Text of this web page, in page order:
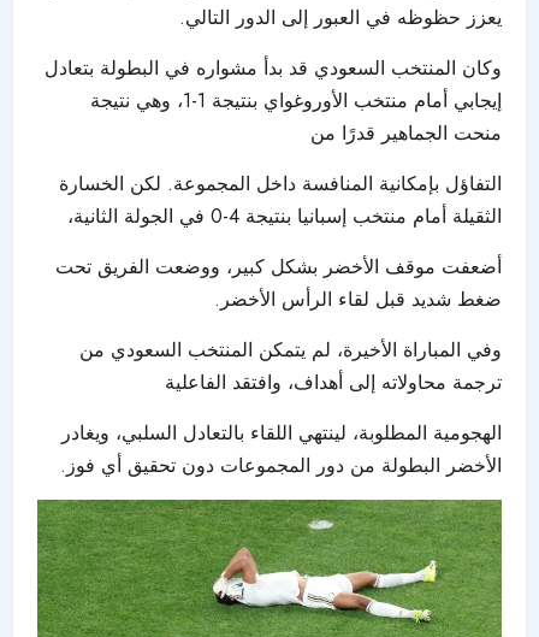
يعزز حظوظه في العبور إلى الدور التالي.
وكان المنتخب السعودي قد بدأ مشواره في البطولة بتعادل
إيجابي أمام منتخب الأوروغواي بنتيجة 1-1، وهي نتيجة
منحت الجماهير قدرًا من
التفاؤل بإمكانية المنافسة داخل المجموعة. لكن الخسارة
الثقيلة أمام منتخب إسبانيا بنتيجة 4-0 في الجولة الثانية،
أضعفت موقف الأخضر بشكل كبير، ووضعت الفريق تحت
ضغط شديد قبل لقاء الرأس الأخضر.
وفي المباراة الأخيرة، لم يتمكن المنتخب السعودي من
ترجمة محاولاته إلى أهداف، وافتقد الفاعلية
الهجومية المطلوبة، لينتهي اللقاء بالتعادل السلبي، ويغادر
الأخضر البطولة من دور المجموعات دون تحقيق أي فوز.